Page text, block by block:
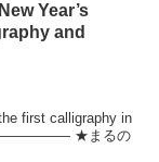
Year’s
and
first calligraphy in